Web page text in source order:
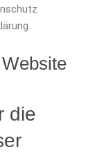
die